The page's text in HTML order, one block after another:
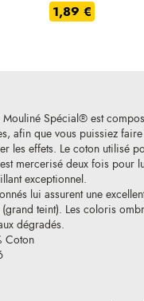
1,89 €
Spécial® est
afin que vous puissiez
les effets. Le coton utilisé
mercerisé deux fois pour
exceptionnel.
lui assurent une
teint). Les coloris
dégradés.
Coton